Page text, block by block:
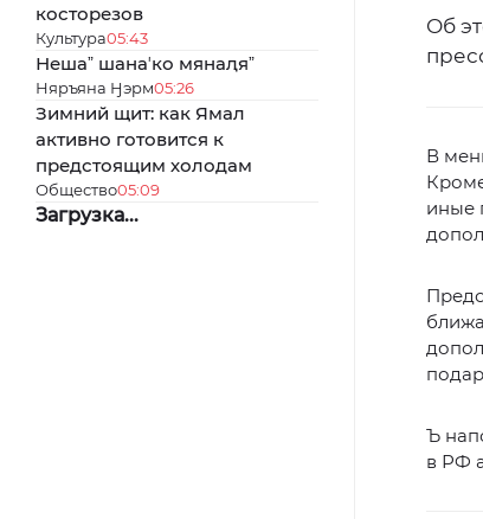
косторезов
Культура05:43
Нешаˮ шанаʼко мянаԯяˮ
Няръяна Ӈэрм05:26
Зимний щит: как Ямал
активно готовится к
предстоящим холодам
Общество05:09
Загрузка...
Об
В
иные
Ъ
в РФ